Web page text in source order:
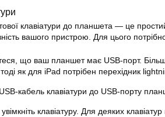
клавіатури до планшета — це
вашого пристрою. Для цього
що ваш планшет має USB-порт.
як для iPad потрібен перехідник
кабель клавіатури до USB-порту
клавіатуру. Для деяких